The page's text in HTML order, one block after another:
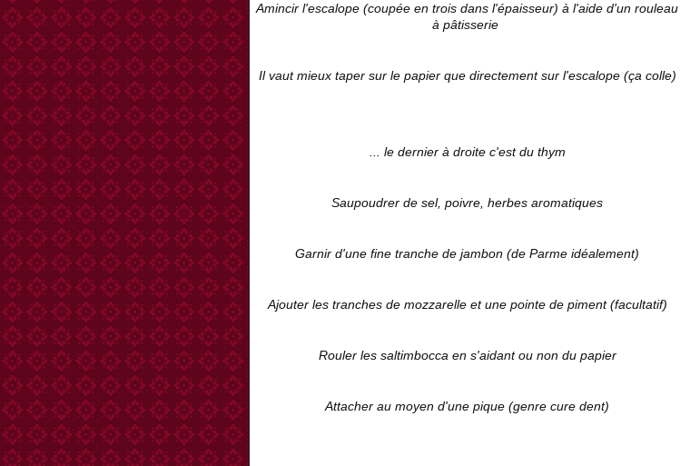
Amincir l'escalope (coupée en trois dans l'épaisseur) à l'aide d'un rouleau
à pâtisserie
Il vaut mieux taper sur le papier que directement sur l'escalope (ça colle)
... le dernier à droite c'est du thym
Saupoudrer de sel, poivre, herbes aromatiques
Garnir d'une fine tranche de jambon (de Parme idéalement)
Ajouter les tranches de mozzarelle et une pointe de piment (facultatif)
Rouler les saltimbocca en s'aidant ou non du papier
Attacher au moyen d'une pique (genre cure dent)